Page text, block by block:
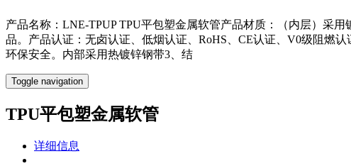
产品名称：LNE-TPUP TPU平包塑金属软管产品材质：（内层）采
品。产品认证：无卤认证、低烟认证、RoHS、CE认证、V0级阻燃
环保安全。内部采用热镀锌钢带3、结
Toggle navigation
TPU平包塑金属软管
详细信息